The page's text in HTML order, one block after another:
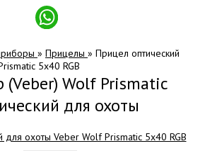
» Прицелы » Прицел оптический
5х40 RGB
(Veber) Wolf Prismatic
для охоты